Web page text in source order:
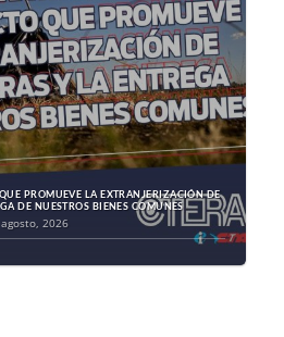
PROMUEVE LA EXTRANJERIZACIÓN DE
DE NUESTROS BIENES COMUNES
2026